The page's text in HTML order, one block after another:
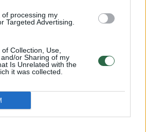
processing my
Targeted Advertising.
Collection, Use,
or Sharing of my
Is Unrelated with the
it was collected.
paskelbė
Nyderlandų architektūros
socialinės įmonės
tarptautinį architektūros
pavadintas „Rotterdam